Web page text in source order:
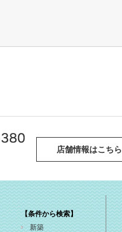
店舗情報はこちら
【条件から検索】
新築